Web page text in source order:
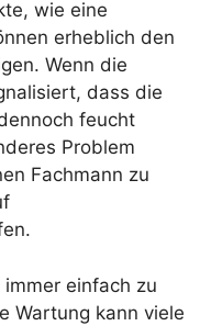
wie eine
erheblich den
Wenn die
dass die
feucht
Problem
Fachmann zu
einfach zu
Wartung kann viele